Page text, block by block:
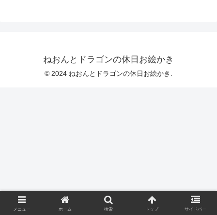
ねおんとドラゴンの休日お絵かき
© 2024 ねおんとドラゴンの休日お絵かき.
メニュー ホーム 検索 トップ サイドバー